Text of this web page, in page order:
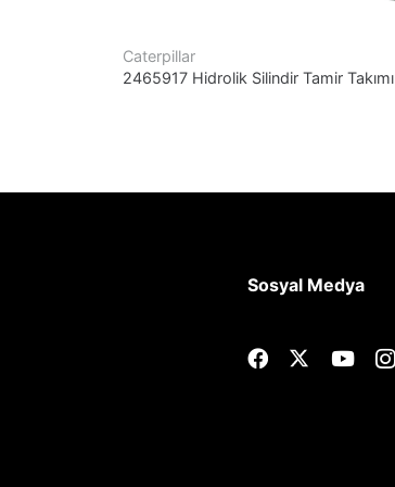
Caterpillar
2465917 Hidrolik Silindir Tamir Takımı
Sosyal Medya